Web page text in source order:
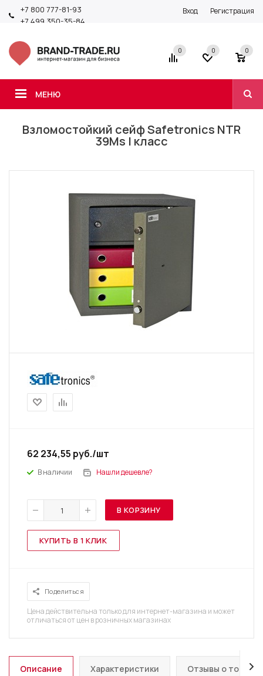
+7 800 777-81-93
+7 499 350-35-84
Вход Регистрация
МЕНЮ
0 0 0
Взломостойкий сейф Safetronics NTR
39Ms I класс
62 234,55 руб./шт
В наличии Нашли дешевле?
В КОРЗИНУ
КУПИТЬ В 1 КЛИК
Поделиться
Цена действительна только для интернет-магазина и может
отличаться от цен в розничных магазинах
Описание Характеристики Отзывы о товаре